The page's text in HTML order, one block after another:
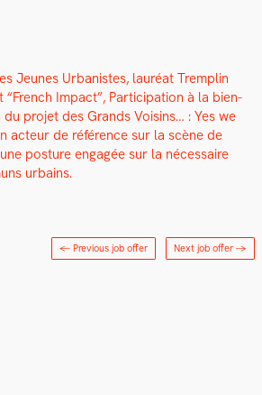
Jeunes Urban­istes, lau­réat Trem­plin
“French Impact”, Par­tic­i­pa­tion à la bien­
du pro­jet des Grands Voisins… : Yes we
acteur de référence sur la scène de
pos­ture engagée sur la néces­saire
urbains.
← Previous job offer Next job offer →